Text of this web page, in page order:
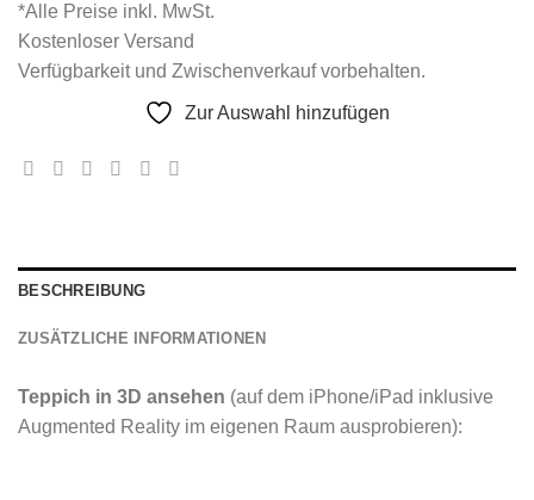
*Alle Preise inkl. MwSt.
Kostenloser Versand
Verfügbarkeit und Zwischenverkauf vorbehalten.
Zur Auswahl hinzufügen
BESCHREIBUNG
ZUSÄTZLICHE INFORMATIONEN
Teppich in 3D ansehen (auf dem iPhone/iPad inklusive
Augmented Reality im eigenen Raum ausprobieren):